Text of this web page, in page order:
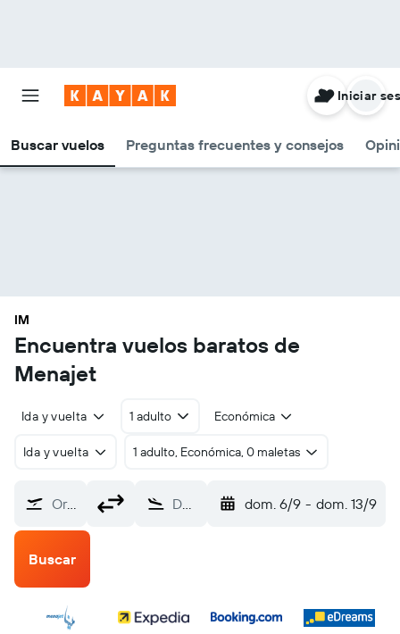
Buscar vuelos Preguntas frecuentes y consejos
Iniciar
IM
Encuentra vuelos baratos de
Menajet
Ida y vuelta 1 adulto Económica
Ida y vuelta 1 adulto, Económica, 0 maletas
Origen Destino dom. 6/9 - dom. 13/9
Buscar